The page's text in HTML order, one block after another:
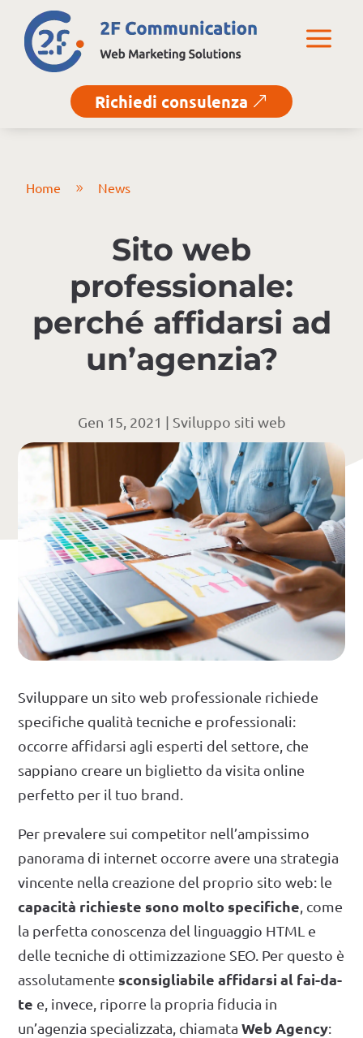
a
Richiedi consulenza &
Home 9 News
Sito web
professionale:
perché affidarsi ad
un’agenzia?
Gen 15, 2021 | Sviluppo siti web
Sviluppare un sito web professionale richiede
specifiche qualità tecniche e professionali:
occorre affidarsi agli esperti del settore, che
sappiano creare un biglietto da visita online
perfetto per il tuo brand.
Per prevalere sui competitor nell’ampissimo
panorama di internet occorre avere una strategia
vincente nella creazione del proprio sito web: le
capacità richieste sono molto specifiche , come
la perfetta conoscenza del linguaggio HTML e
delle tecniche di ottimizzazione SEO. Per questo è
assolutamente sconsigliabile affidarsi al fai-da-
te e, invece, riporre la propria fiducia in
un’agenzia specializzata, chiamataWeb Agency: